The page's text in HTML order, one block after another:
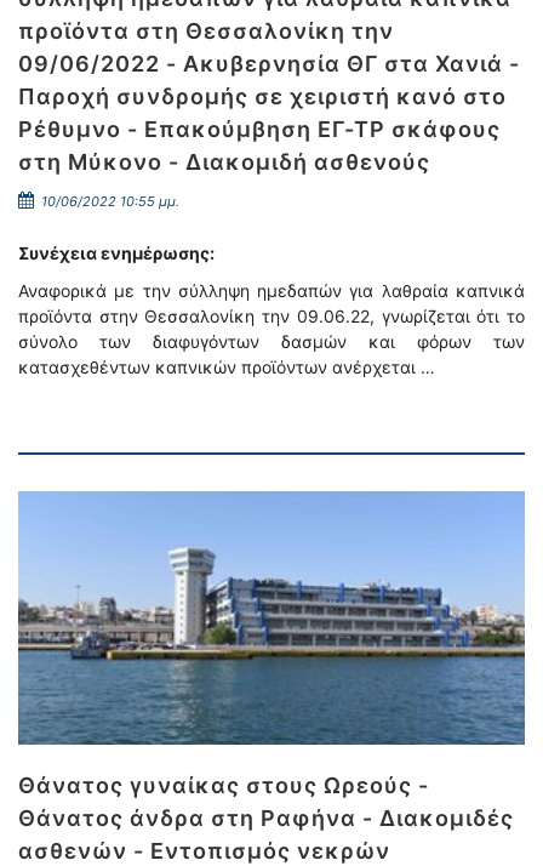
προϊόντα στη Θεσσαλονίκη την
09/06/2022 - Ακυβερνησία ΘΓ στα Χανιά -
Παροχή συνδρομής σε χειριστή κανό στο
Ρέθυμνο - Επακούμβηση ΕΓ-ΤΡ σκάφους
στη Μύκονο - Διακομιδή ασθενούς
10/06/2022 10:55 μμ.
Συνέχεια ενημέρωσης:
Αναφορικά με την σύλληψη ημεδαπών για λαθραία καπνικά
προϊόντα στην Θεσσαλονίκη την 09.06.22, γνωρίζεται ότι το
σύνολο των διαφυγόντων δασμών και φόρων των
κατασχεθέντων καπνικών προϊόντων ανέρχεται …
Θάνατος γυναίκας στους Ωρεούς -
Θάνατος άνδρα στη Ραφήνα - Διακομιδές
ασθενών - Εντοπισμός νεκρών